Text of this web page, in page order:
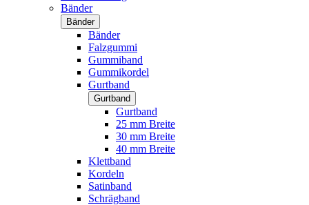
Bänder
Bänder
Bänder
Falzgummi
Gummiband
Gummikordel
Gurtband
Gurtband
Gurtband
25 mm Breite
30 mm Breite
40 mm Breite
Klettband
Kordeln
Satinband
Schrägband